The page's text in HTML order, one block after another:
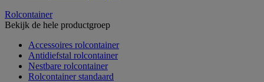
Rolcontainer
Bekijk de hele productgroep
Accessoires rolcontainer
Antidiefstal rolcontainer
Nestbare rolcontainer
Rolcontainer standaard